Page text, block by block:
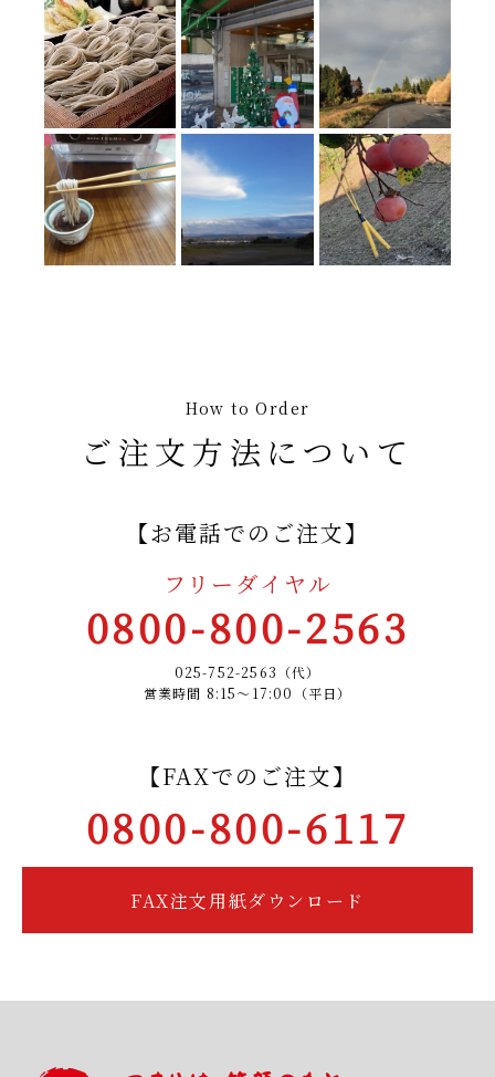
How to Order
ご注文方法について
【お電話でのご注文】
フリーダイヤル
0800-800-2563
025-752-2563（代）
営業時間 8:15～17:00（平日）
【FAXでのご注文】
0800-800-6117
FAX注文用紙ダウンロード